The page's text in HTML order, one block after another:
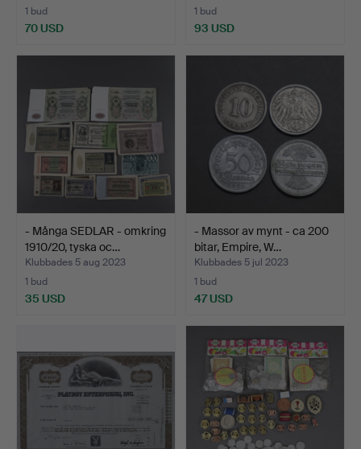
1 bud
70 USD
1 bud
93 USD
- Många SEDLAR - omkring
1910/20, tyska oc…
Klubbades 5 aug 2023
1 bud
35 USD
- Massor av mynt - ca 200
bitar, Empire, W…
Klubbades 5 jul 2023
1 bud
47 USD